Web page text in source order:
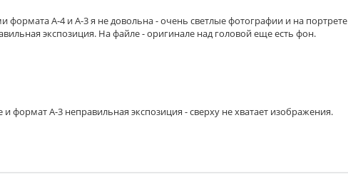
А-4 и А-3 я не довольна - очень светлые фотографии и на портрете
экспозиция. На файле - оригинале над головой еще есть фон.
формат А-3 неправильная экспозиция - сверху не хватает изображения.